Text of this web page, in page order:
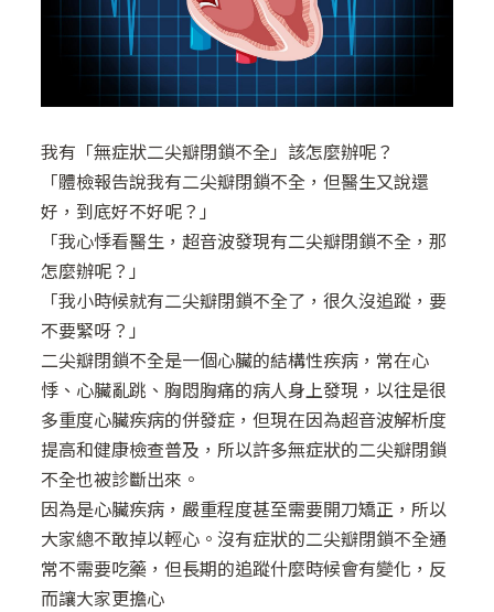
我有「無症狀二尖瓣閉鎖不全」該怎麼辦呢？
「體檢報告說我有二尖瓣閉鎖不全，但醫生又說還
好，到底好不好呢？」
「我心悸看醫生，超音波發現有二尖瓣閉鎖不全，那
怎麼辦呢？」
「我小時候就有二尖瓣閉鎖不全了，很久沒追蹤，要
不要緊呀？」
二尖瓣閉鎖不全是一個心臟的結構性疾病，常在心
悸、心臟亂跳、胸悶胸痛的病人身上發現，以往是很
多重度心臟疾病的併發症，但現在因為超音波解析度
提高和健康檢查普及，所以許多無症狀的二尖瓣閉鎖
不全也被診斷出來。
因為是心臟疾病，嚴重程度甚至需要開刀矯正，所以
大家總不敢掉以輕心。沒有症狀的二尖瓣閉鎖不全通
常不需要吃藥，但長期的追蹤什麼時候會有變化，反
而讓大家更擔心